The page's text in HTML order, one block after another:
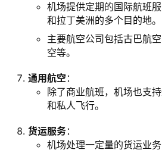
机场提供定期的国际航班
和拉丁美洲的多个目的地。
主要航空公司包括古巴航
空等。
通用航空 ：
除了商业航班，机场也支
和私人飞行。
货运服务：
机场处理一定量的货运业